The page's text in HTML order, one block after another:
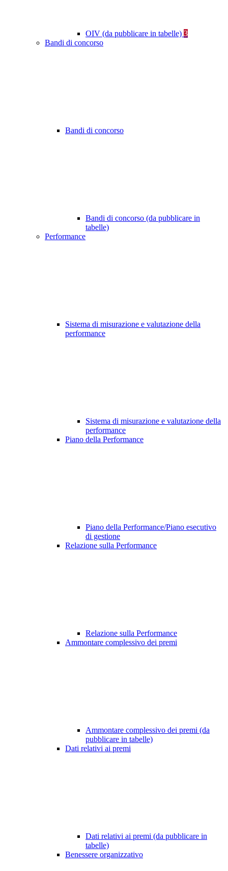
OIV (da pubblicare in tabelle) 3
Bandi di concorso
Bandi di concorso
Bandi di concorso (da pubblicare in
tabelle)
Performance
Sistema di misurazione e valutazione della
performance
Sistema di misurazione e valutazione della
performance
Piano della Performance
Piano della Performance/Piano esecutivo
di gestione
Relazione sulla Performance
Relazione sulla Performance
Ammontare complessivo dei premi
Ammontare complessivo dei premi (da
pubblicare in tabelle)
Dati relativi ai premi
Dati relativi ai premi (da pubblicare in
tabelle)
Benessere organizzativo